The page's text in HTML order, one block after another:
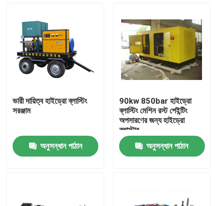
ভারী দায়িত্ব হাইড্রো ব্লাস্টিং
সরঞ্জাম
অনুসন্ধান পাঠান
90kw 850bar হাইড্রো
ব্লাস্টিং মেশিন রস্ট পেইন্টিং
অপসারণের জন্য হাইড্রো
ব্লাস্টার
অনুসন্ধান পাঠান